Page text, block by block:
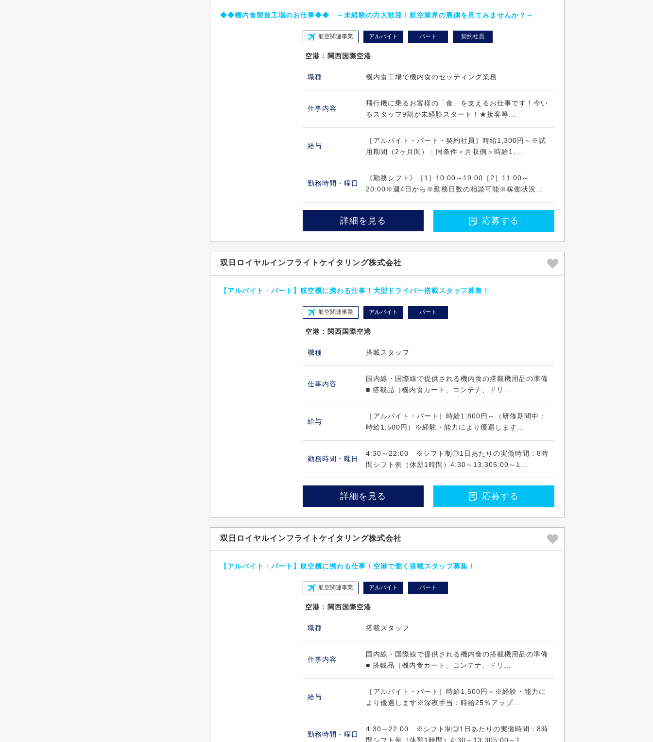
◆◆機内食製造工場のお仕事◆◆ ～未経験の方大歓迎！航空業界の裏側を見てみませんか？～
航空関連事業 アルバイト パート 契約社員
空港 : 関西国際空港
職種 機内食工場で機内食のセッティング業務
仕事内容
飛行機に乗るお客様の「食」を支えるお仕事です！今い
るスタッフ9割が未経験スタート！★接客等...
給与
［アルバイト・パート・契約社員］時給1,300円～※試
用期間（2ヶ月間）：同条件＜月収例＞時給1,...
勤務時間・曜日
《勤務シフト》［1］10:00～19:00［2］11:00～
20:00※週4日から※勤務日数の相談可能※稼働状況...
詳細を見る 応募する
双日ロイヤルインフライトケイタリング株式会社
【アルバイト・パート】航空機に携わる仕事！大型ドライバー搭載スタッフ募集！
航空関連事業 アルバイト パート
空港 : 関西国際空港
職種 搭載スタッフ
仕事内容
国内線・国際線で提供される機内食の搭載機用品の準備
■ 搭載品（機内食カート、コンテナ、ドリ...
給与
［アルバイト・パート］時給1,800円～（研修期間中：
時給1,500円）※経験・能力により優遇します...
勤務時間・曜日
4:30～22:00 ※シフト制◎1日あたりの実働時間：8時
間シフト例（休憩1時間）4:30～13:305:00～1...
詳細を見る 応募する
双日ロイヤルインフライトケイタリング株式会社
【アルバイト・パート】航空機に携わる仕事！空港で働く搭載スタッフ募集！
航空関連事業 アルバイト パート
空港 : 関西国際空港
職種 搭載スタッフ
仕事内容
国内線・国際線で提供される機内食の搭載機用品の準備
■ 搭載品（機内食カート、コンテナ、ドリ...
給与
［アルバイト・パート］時給1,500円～※経験・能力に
より優遇します※深夜手当：時給25％アップ...
勤務時間・曜日
4:30～22:00 ※シフト制◎1日あたりの実働時間：8時
間シフト例（休憩1時間）4:30～13:305:00～1...